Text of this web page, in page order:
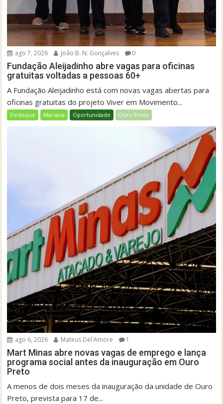
ago 7, 2026 João B. N. Gonçalves 0
Fundação Aleijadinho abre vagas para oficinas
gratuitas voltadas a pessoas 60+
A Fundação Aleijadinho está com novas vagas abertas para
oficinas gratuitas do projeto Viver em Movimento...
Destaque Mariana Oportunidade Ouro Preto
ago 6, 2026 Mateus Del'Amore 1
Mart Minas abre novas vagas de emprego e lança
programa social antes da inauguração em Ouro
Preto
A menos de dois meses da inauguração da unidade de Ouro
Preto, prevista para 17 de...